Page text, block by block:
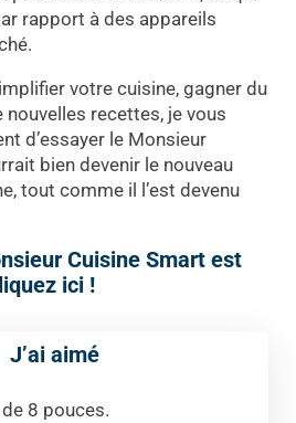
rapport à des appareils
votre cuisine, gagner du
recettes, je vous
d’essayer le Monsieur
bien devenir le nouveau
tout comme il l’est devenu
Cuisine Smart est
ici !
J’ai aimé
8 pouces.